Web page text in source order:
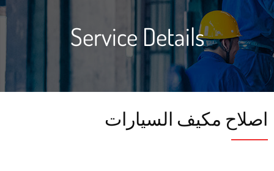
Service Details
اصلاح مكيف السيارات